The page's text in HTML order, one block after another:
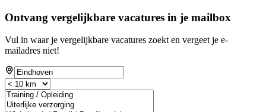
Ontvang vergelijkbare vacatures in je mailbox
Vul in waar je vergelijkbare vacatures zoekt en vergeet je e-
mailadres niet!